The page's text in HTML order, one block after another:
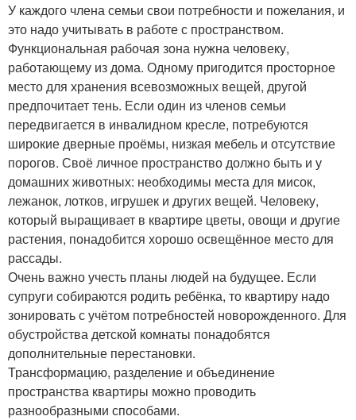
У каждого члена семьи свои потребности и пожелания, и
это надо учитывать в работе с пространством.
Функциональная рабочая зона нужна человеку,
работающему из дома. Одному пригодится просторное
место для хранения всевозможных вещей, другой
предпочитает тень. Если один из членов семьи
передвигается в инвалидном кресле, потребуются
широкие дверные проёмы, низкая мебель и отсутствие
порогов. Своё личное пространство должно быть и у
домашних животных: необходимы места для мисок,
лежанок, лотков, игрушек и других вещей. Человеку,
который выращивает в квартире цветы, овощи и другие
растения, понадобится хорошо освещённое место для
рассады.
Очень важно учесть планы людей на будущее. Если
супруги собираются родить ребёнка, то квартиру надо
зонировать с учётом потребностей новорожденного. Для
обустройства детской комнаты понадобятся
дополнительные перестановки.
Трансформацию, разделение и объединение
пространства квартиры можно проводить
разнообразными способами.